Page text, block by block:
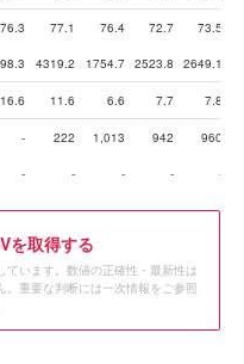
76.3 77.1 76.4 72.7 73.5
4319.2 1754.7 2523.8 2649.1
16.6 11.6 6.6 7.7 7.8
- 222 1,013 942 960
- - - - -
を取得する
います。数値の正確性・最新性は
重要な判断には一次情報をご参照